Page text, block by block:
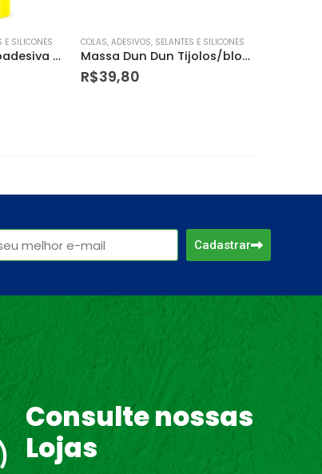
E SILICONES
Massa Dun Dun Tijolos/blocos 3 Kg
COLAS, ADESIVOS, SELANTES E SILICONES
Tinta Esmalte Premium Sempre Branco Acetinado 900ml
R$22,32
Cadastrar
Consulte nossas
Lojas